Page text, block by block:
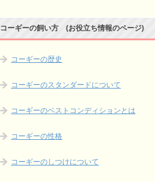
コーギーの飼い方 (お役立ち情報のページ)
コーギーの歴史
コーギーのスタンダードについて
コーギーのベストコンディションとは
コーギーの性格
コーギーのしつけについて